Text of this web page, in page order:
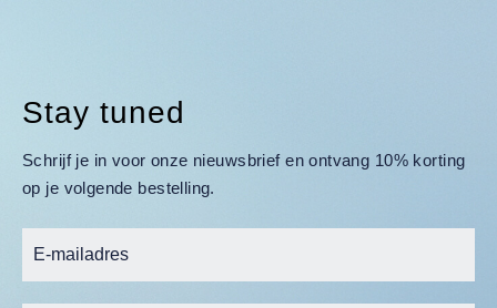
Stay tuned
Schrijf je in voor onze nieuwsbrief en ontvang 10% korting
op je volgende bestelling.